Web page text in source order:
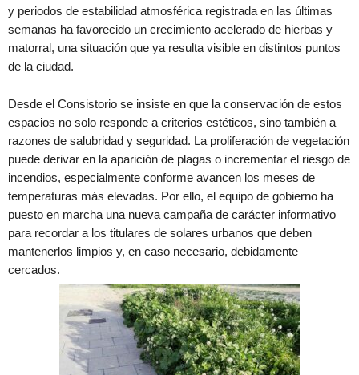
y periodos de estabilidad atmosférica registrada en las últimas
semanas ha favorecido un crecimiento acelerado de hierbas y
matorral, una situación que ya resulta visible en distintos puntos
de la ciudad.
Desde el Consistorio se insiste en que la conservación de estos
espacios no solo responde a criterios estéticos, sino también a
razones de salubridad y seguridad. La proliferación de vegetación
puede derivar en la aparición de plagas o incrementar el riesgo de
incendios, especialmente conforme avancen los meses de
temperaturas más elevadas. Por ello, el equipo de gobierno ha
puesto en marcha una nueva campaña de carácter informativo
para recordar a los titulares de solares urbanos que deben
mantenerlos limpios y, en caso necesario, debidamente
cercados.